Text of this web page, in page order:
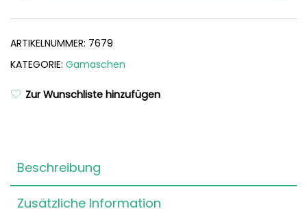
ARTIKELNUMMER: 7679
KATEGORIE: Gamaschen
Zur Wunschliste hinzufügen
Beschreibung
Zusätzliche Information